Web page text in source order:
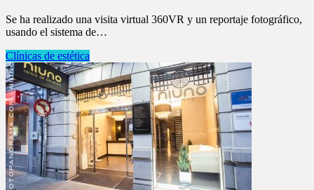
Se ha realizado una visita virtual 360VR y un reportaje fotográfico,
usando el sistema de…
Clínicas de estética